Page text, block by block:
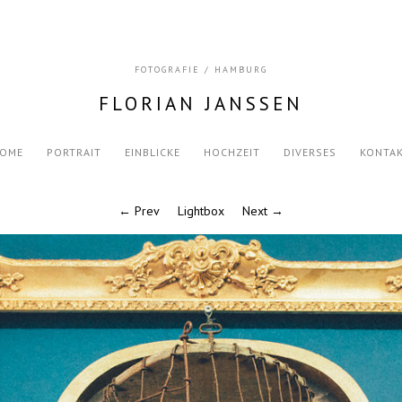
FOTOGRAFIE / HAMBURG
FLORIAN JANSSEN
PORTRAIT EINBLICKE HOCHZEIT DIVERSES
← Prev Lightbox Next →